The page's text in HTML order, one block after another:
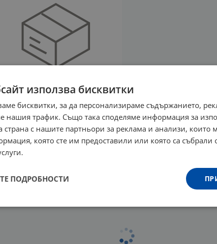
ТЕРМООПАКОВКА ЗА
28 см
лв.
използва бисквитки
бисквитки, за да персонализираме съдържанието,
нашия трафик. Също така споделяме информация за
страна с нашите партньори за реклама и анализи, които
която сте им предоставили или която са събрали
ПОДРОБНОСТИ